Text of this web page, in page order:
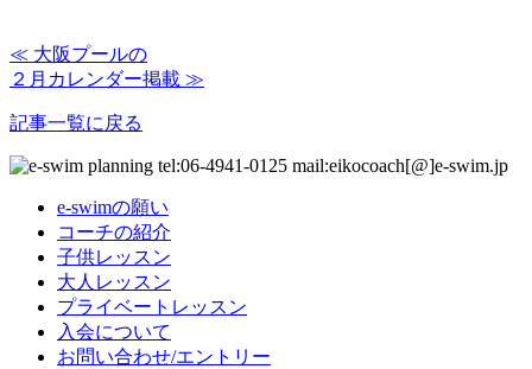
≪ 大阪プールの
２月カレンダー掲載 ≫
記事一覧に戻る
e-swimの願い
コーチの紹介
子供レッスン
大人レッスン
プライベートレッスン
入会について
お問い合わせ/エントリー